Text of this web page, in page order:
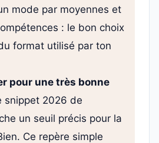
mode par moyennes et
: le bon choix
format utilisé par ton
pour une très bonne
snippet 2026 de
un seuil précis pour la
Ce repère simple